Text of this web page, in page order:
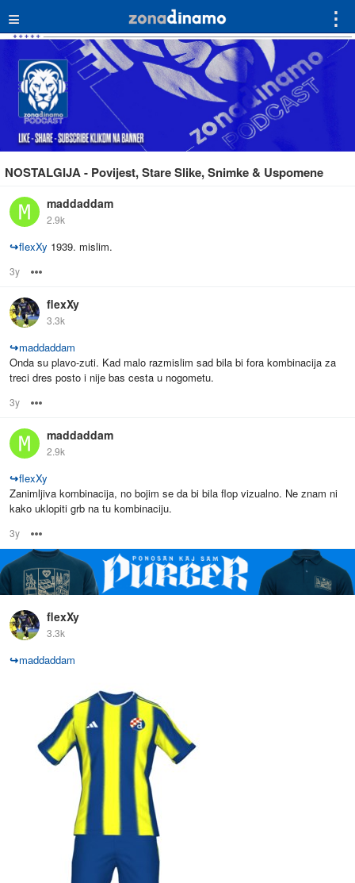
≡ ⋮
NOSTALGIJA - Povijest, Stare Slike, Snimke & Uspomene
maddaddam
2.9k
↪flexXy 1939. mislim.
3y
flexXy
3.3k
↪maddaddam
Onda su plavo-zuti. Kad malo razmislim sad bila bi fora kombinacija za
treci dres posto i nije bas cesta u nogometu.
3y
maddaddam
2.9k
↪flexXy
Zanimljiva kombinacija, no bojim se da bi bila flop vizualno. Ne znam ni
kako uklopiti grb na tu kombinaciju.
3y
flexXy
3.3k
↪maddaddam